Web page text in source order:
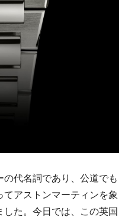
代名詞であり、公道でも
アストンマーティンを象
た。今日では、この英国